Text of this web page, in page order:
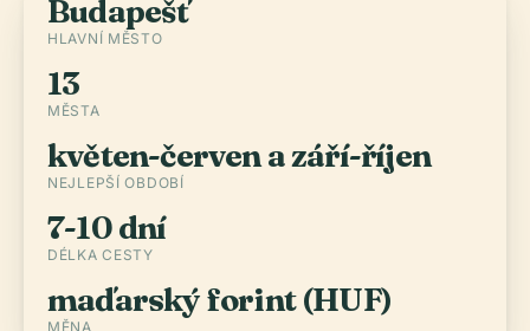
Budapešť
HLAVNÍ MĚSTO
13
MĚSTA
květen-červen a září-říjen
NEJLEPŠÍ OBDOBÍ
7-10 dní
DÉLKA CESTY
maďarský forint (HUF)
MĚNA